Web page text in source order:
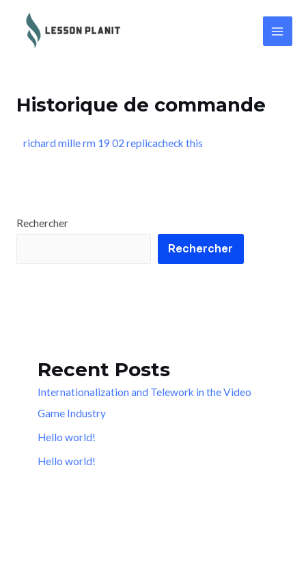
Historique de commande
richard mille rm 19 02 replicacheck this
Rechercher
Rechercher
Recent Posts
Internationalization and Telework in the Video
Game Industry
Hello world!
Hello world!